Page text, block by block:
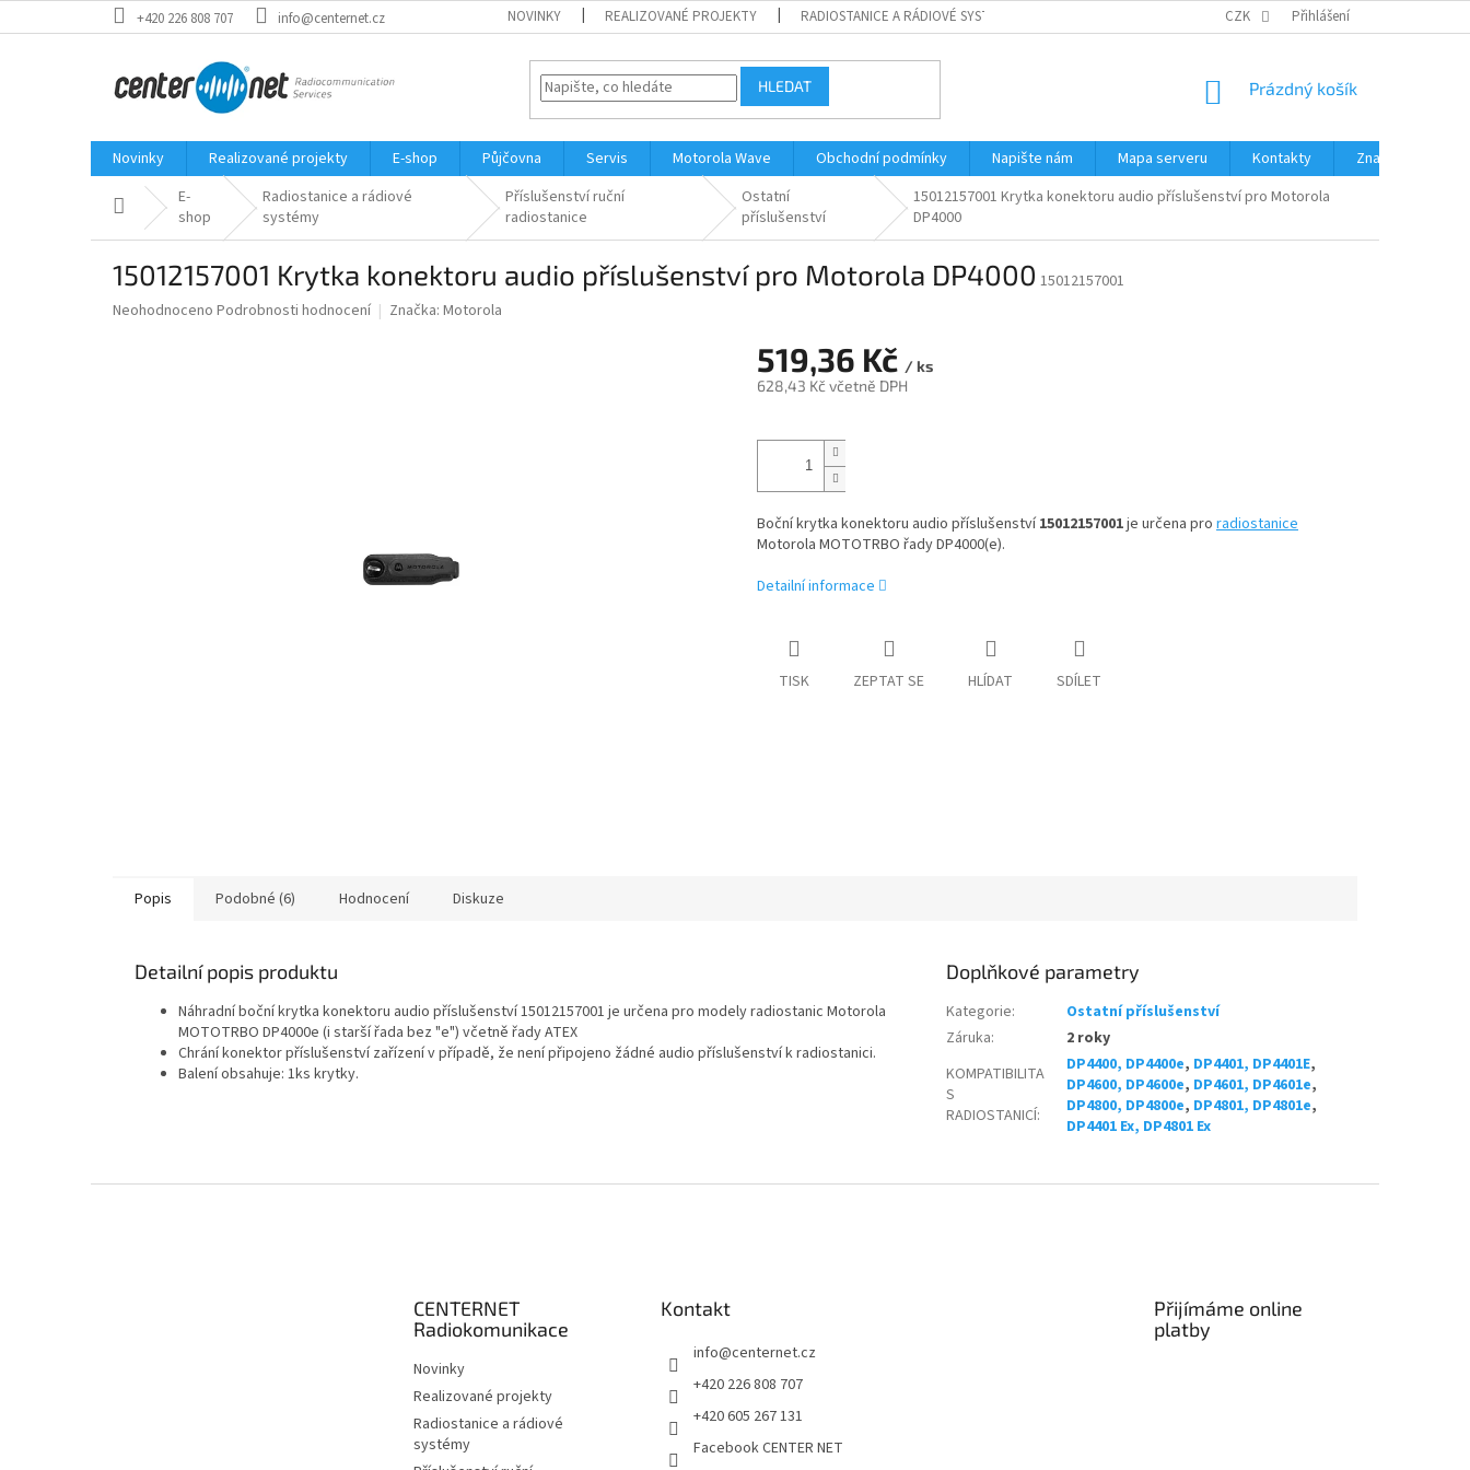
na
+420 226 808 707 info@centernet.cz NOVINKY REALIZOVANÉ PROJEKTY RADIOSTANICE A RÁDIOVÉ SYSTÉMY PŘÍSLUŠENSTVÍ RUČNÍ RADIOSTANICE PŮJČOVNA
CZK Přihlášení
HLEDAT
NÁKUPNÍ
Prázdný košík
Novinky Realizované projekty E-shop Půjčovna Servis Motorola Wave Obchodní podmínky Napište nám Mapa serveru Kontakty Značky
Domů E-
shop
Radiostanice a rádiové
systémy
Příslušenství ruční
radiostanice
Ostatní
příslušenství
15012157001 Krytka konektoru audio příslušenství pro Motorola
DP4000
15012157001 Krytka konektoru audio příslušenství pro Motorola DP4000 15012157001
Průměrné
Neohodnoceno Podrobnosti hodnocení Značka: Motorola
519,36 Kč / ks
628,43 Kč včetně DPH
cena:
Boční krytka konektoru audio příslušenství15012157001je určena pro radiostanice
Motorola MOTOTRBO řady DP4000(e).
Detailní informace
TISK ZEPTAT SE HLÍDAT SDÍLET
Popis Podobné (6) Hodnocení Diskuze
Detailní popis produktu
Náhradní boční krytka konektoru audio příslušenství 15012157001 je určena pro modely radiostanic Motorola
MOTOTRBO DP4000e (i starší řada bez "e") včetně řady ATEX
Chrání konektor příslušenstvízařízení v případě, že není připojeno žádné audio příslušenství k radiostanici.
Balení obsahuje: 1ks krytky.
Doplňkové parametry
Kategorie:
Ostatní příslušenství
Záruka:
2 roky
KOMPATIBILITA
S
RADIOSTANICÍ:
DP4400, DP4400e, DP4401, DP4401E,
DP4600, DP4600e, DP4601, DP4601e,
DP4800, DP4800e, DP4801, DP4801e,
DP4401 Ex, DP4801 Ex
CENTERNET
Radiokomunikace
Novinky
Realizované projekty
Radiostanice a rádiové
systémy
Kontakt
info@centernet.cz
+420 226 808 707
+420 605 267 131
Facebook CENTER NET
Přijímáme online
platby